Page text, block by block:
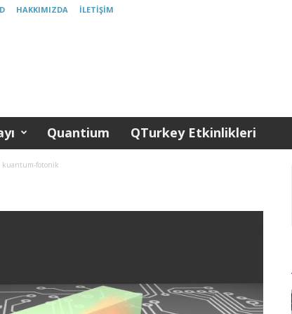
HAKKIMIZDA İLETIŞIM
Quantium QTurkey Etkinlikleri
kuantum-fotonik